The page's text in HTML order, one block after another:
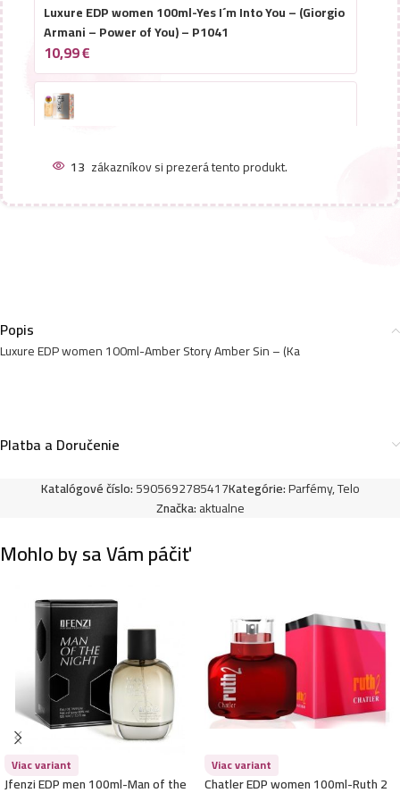
Luxure EDP women 100ml-Yes I´m Into You – (Giorgio
Armani – Power of You) – P1041
10,99€
10,99€
Luxure EDP women 100ml-Entirety Relaxation –
(Calvin Klein – Eternity Reflections) – P1032
Luxure EDP women 100ml-Design & Fashion
Impr3ssive – (Dolce & Gabbana – L´Imperatrice 3) –
P1026
10,99€
Luxure EDP women 100ml-Tender Night – (Lancome
– La Nuit Tresor) – P1017
10,99€
13 zákazníkov si prezerá tento produkt.
Popis
Luxure EDP women 100ml-Amber Story Amber Sin – (Ka
Platba a Doručenie
Katalógové číslo:5905692785417Kategórie:Parfémy,Telo
Značka:aktualne
Mohlo by sa Vám páčiť
Viac variant
Jfenzi EDP men 100ml-Man of the
Viac variant
Chatler EDP women 100ml-Ruth 2